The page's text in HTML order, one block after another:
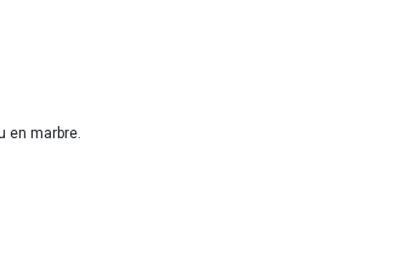
en marbre.